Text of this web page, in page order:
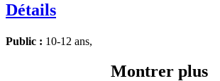
Détails
Public : 10-12 ans,
Montrer plus